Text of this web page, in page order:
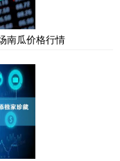
南瓜价格行情